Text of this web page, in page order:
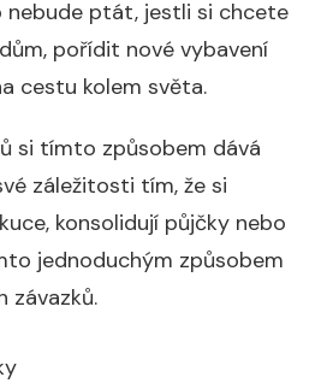
nebude ptát, jestli si chcete
pořídit nové vybavení
cestu kolem světa.
si tímto způsobem dává
záležitosti tím, že si
konsolidují půjčky nebo
jednoduchým způsobem
závazků.